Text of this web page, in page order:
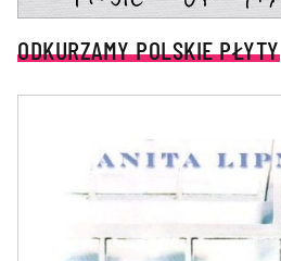
ODKURZAMY POLSKIE PŁYTY